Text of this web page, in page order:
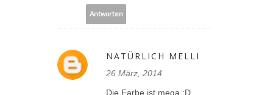
Antworten
NATÜRLICH MELLI
26 März, 2014
Die Farbe ist mega :D